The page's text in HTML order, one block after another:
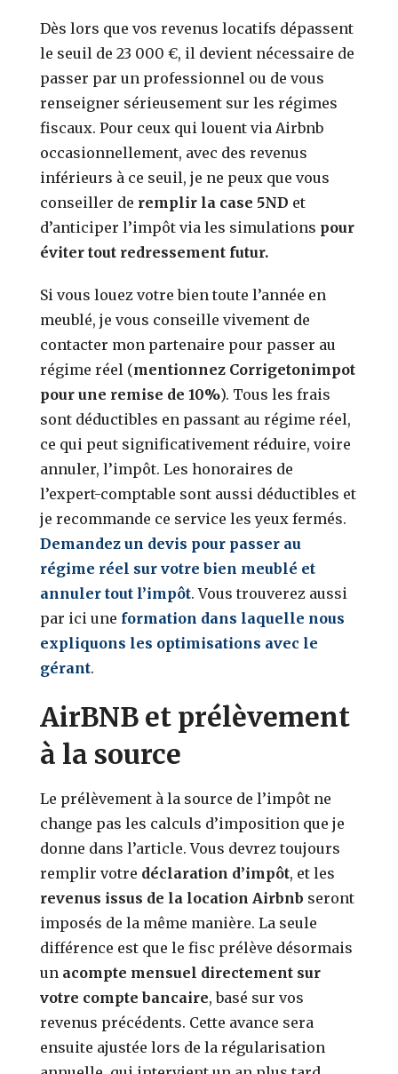
Dès lors que vos revenus locatifs dépassent
le seuil de 23 000 €, il devient nécessaire de
passer par un professionnel ou de vous
renseigner sérieusement sur les régimes
fiscaux. Pour ceux qui louent via Airbnb
occasionnellement, avec des revenus
inférieurs à ce seuil, je ne peux que vous
conseiller de remplir la case 5ND et
d’anticiper l’impôt via les simulations pour
éviter tout redressement futur.
Si vous louez votre bien toute l’année en
meublé, je vous conseille vivement de
contacter mon partenaire pour passer au
régime réel (mentionnez Corrigetonimpot
pour une remise de 10%). Tous les frais
sont déductibles en passant au régime réel,
ce qui peut significativement réduire, voire
annuler, l’impôt. Les honoraires de
l’expert-comptable sont aussi déductibles et
je recommande ce service les yeux fermés.
Demandez un devis pour passer au
régime réel sur votre bien meublé et
annuler tout l’impôt. Vous trouverez aussi
par ici une formation dans laquelle nous
expliquons les optimisations avec le
gérant.
AirBNB et prélèvement
à la source
Le prélèvement à la source de l’impôt ne
change pas les calculs d’imposition que je
donne dans l’article. Vous devrez toujours
remplir votre déclaration d’impôt, et les
revenus issus de la location Airbnb seront
imposés de la même manière. La seule
différence est que le fisc prélève désormais
un acompte mensuel directement sur
votre compte bancaire, basé sur vos
revenus précédents. Cette avance sera
ensuite ajustée lors de la régularisation